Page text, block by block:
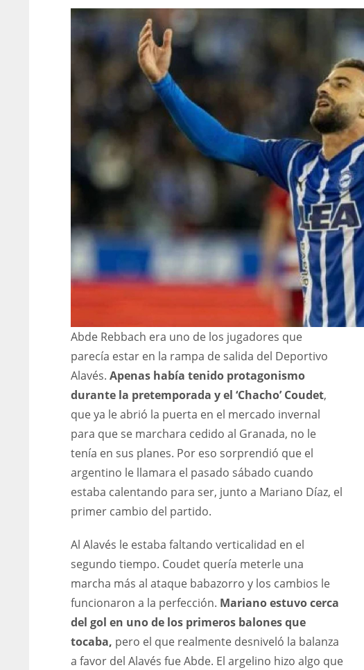
Abde Rebbach era uno de los jugadores que
parecía estar en la rampa de salida del Deportivo
Alavés. Apenas había tenido protagonismo
durante la pretemporada y el ‘Chacho’ Coudet,
que ya le abrió la puerta en el mercado invernal
para que se marchara cedido al Granada, no le
tenía en sus planes. Por eso sorprendió que el
argentino le llamara el pasado sábado cuando
estaba calentando para ser, junto a Mariano Díaz, el
primer cambio del partido.
Al Alavés le estaba faltando verticalidad en el
segundo tiempo. Coudet quería meterle una
marcha más al ataque babazorro y los cambios le
funcionaron a la perfección. Mariano estuvo cerca
del gol en uno de los primeros balones que
tocaba, pero el que realmente desniveló la balanza
a favor del Alavés fue Abde. El argelino hizo algo que